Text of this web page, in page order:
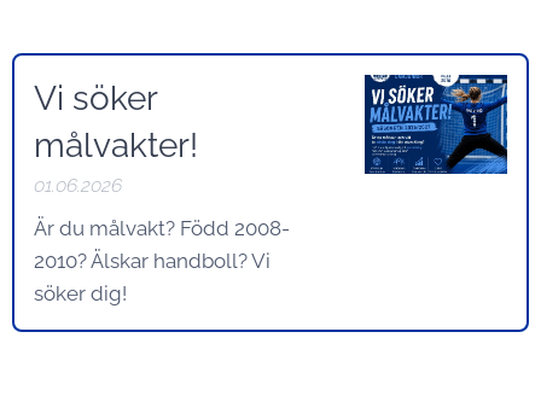
Vi söker
målvakter!
01.06.2026
Är du målvakt? Född 2008-
2010? Älskar handboll? Vi
söker dig!